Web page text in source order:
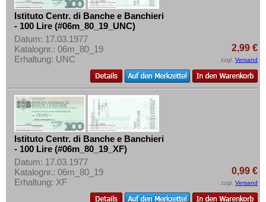
Istituto Centr. di Banche e Banchieri
- 100 Lire (#06m_80_19_UNC)
Datum: 17.03.1977
Katalognr.: 06m_80_19
Erhaltung: UNC
2,99 €
zzgl. Versand
Istituto Centr. di Banche e Banchieri
- 100 Lire (#06m_80_19_XF)
Datum: 17.03.1977
Katalognr.: 06m_80_19
Erhaltung: XF
0,99 €
zzgl. Versand